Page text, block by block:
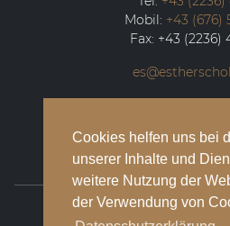
Cookies helfen uns bei
unserer Inhalte und
weitere Nutzung der
der Verwendung von
Mobil: +43 (676)
Fax: +43 (2236)
2340